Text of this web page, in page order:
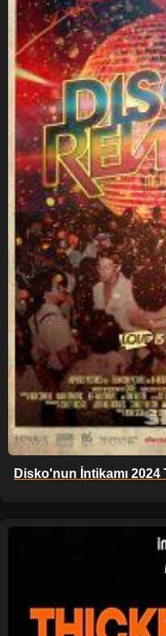
Disko'nun İntikamı 2024